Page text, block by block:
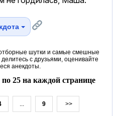
шутки и самые смешные
с друзьями, оценивайте
анекдоты.
по 25 на каждой странице
... 9 >>